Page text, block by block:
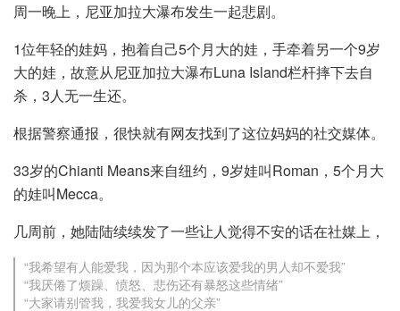
周一晚上，尼亚加拉大瀑布发生一起悲剧。
1位年轻的娃妈，抱着自己5个月大的娃，手牵着另一个9岁
大的娃，故意从尼亚加拉大瀑布Luna Island栏杆摔下去自
杀，3人无一生还。
根据警察通报，很快就有网友找到了这位妈妈的社交媒体。
33岁的Chianti Means来自纽约，9岁娃叫Roman，5个月大
的娃叫Mecca。
几周前，她陆陆续续发了一些让人觉得不安的话在社媒上，
“我希望有人能爱我，因为那个本应该爱我的男人却不爱我”
“我厌倦了烦躁、愤怒、悲伤还有暴怒这些情绪”
“大家请别管我，我爱我女儿的父亲”